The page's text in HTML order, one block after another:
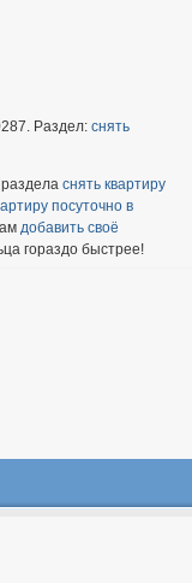
Раздел: снять
снять квартиру
посуточно в
добавить своё
гораздо быстрее!